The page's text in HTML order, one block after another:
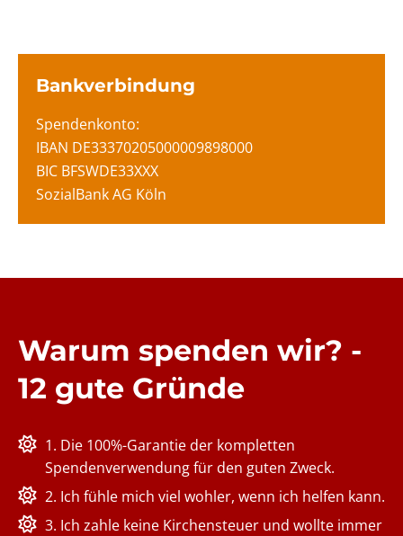
Bankverbindung
Spendenkonto:
IBAN DE33370205000009898000
BIC BFSWDE33XXX
SozialBank AG Köln
Warum spenden wir? -
12 gute Gründe
1. Die 100%-Garantie der kompletten
Spendenverwendung für den guten Zweck.
2. Ich fühle mich viel wohler, wenn ich helfen kann.
3. Ich zahle keine Kirchensteuer und wollte immer